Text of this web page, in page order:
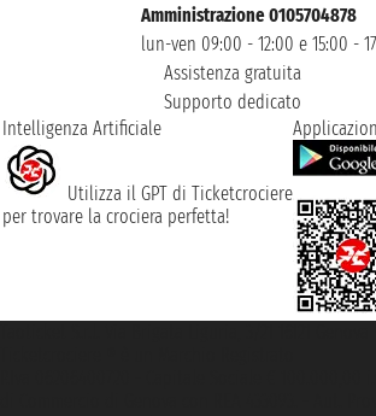
Amministrazione 0105704878
lun-ven 09:00 - 12:00 e 15:00 -
Assistenza gratuita
Supporto dedicato
Intelligenza Artificiale
Utilizza il GPT di Ticketcrociere
per trovare la crociera perfetta!